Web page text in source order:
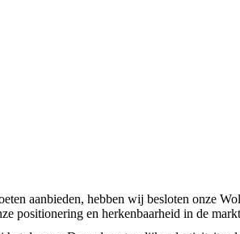
aanbieden, hebben wij besloten onze
positionering en herkenbaarheid in de